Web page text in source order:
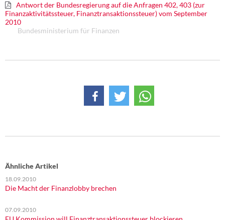
Antwort der Bundesregierung auf die Anfragen 402, 403 (zur
Finanzaktivitätssteuer, Finanztransaktionssteuer) vom September
2010
Bundesministerium für Finanzen
Ähnliche Artikel
18.09.2010
Die Macht der Finanzlobby brechen
07.09.2010